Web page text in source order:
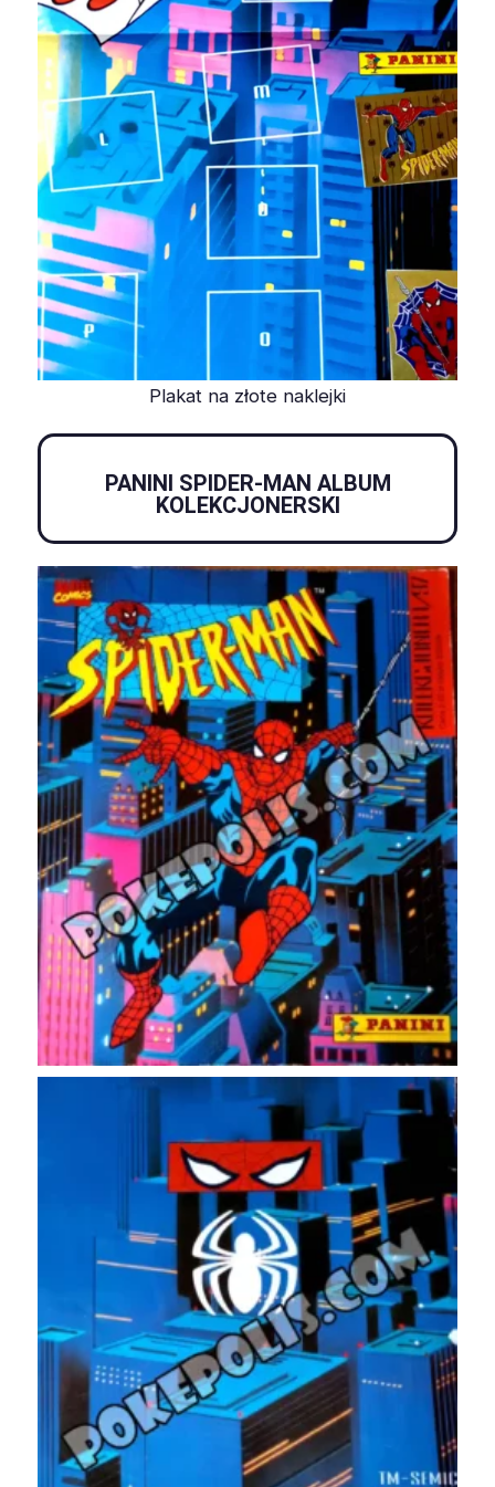
Plakat na złote naklejki
PANINI SPIDER-MAN ALBUM
KOLEKCJONERSKI